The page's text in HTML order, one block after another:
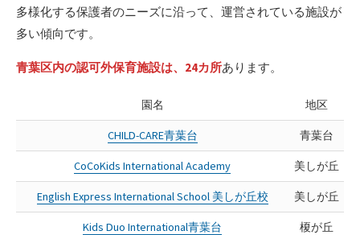
多様化する保護者のニーズに沿って、運営されている施設が
多い傾向です。
青葉区内の認可外保育施設は、24カ所あります。
園名 地区
CHILD-CARE青葉台 青葉台
CoCoKids International Academy 美しが丘
English Express International School 美しが丘校 美しが丘
Kids Duo International青葉台 榎が丘